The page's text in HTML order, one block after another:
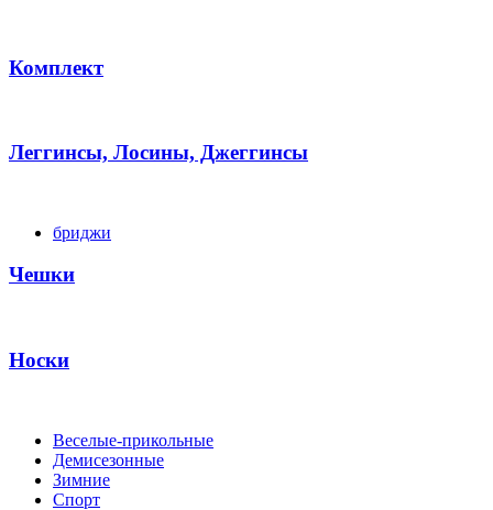
Комплект
Леггинсы, Лосины, Джеггинсы
бриджи
Чешки
Носки
Веселые-прикольные
Демисезонные
Зимние
Спорт